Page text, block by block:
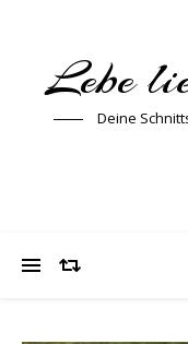
Lebe
Deine